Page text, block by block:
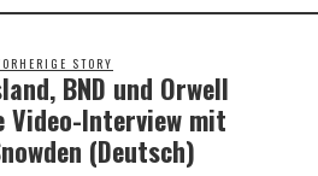
STORY
Previous
post:
BND und Orwell
Video-Interview mit
(Deutsch)